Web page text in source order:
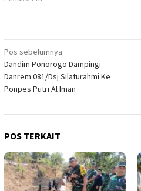
Navigasi
pos
Pos sebelumnya
Dandim Ponorogo Dampingi
Danrem 081/Dsj Silaturahmi Ke
Ponpes Putri Al Iman
POS TERKAIT